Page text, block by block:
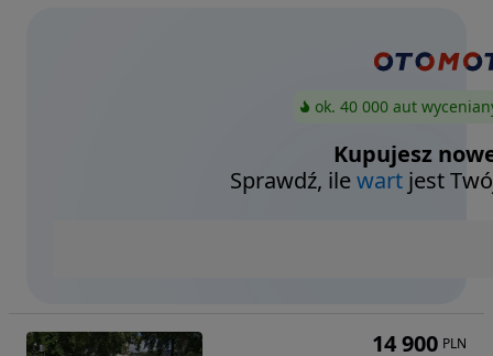
ok. 40 000 aut
Kupujesz
Sprawdź, ilewart jest
14 900 PLN